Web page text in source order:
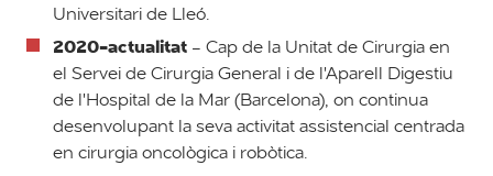
Universitari de Lleó.
2020-actualitat - Cap de la Unitat de Cirurgia en
el Servei de Cirurgia General i de l'Aparell Digestiu
de l'Hospital de la Mar (Barcelona), on continua
desenvolupant la seva activitat assistencial centrada
en cirurgia oncològica i robòtica.